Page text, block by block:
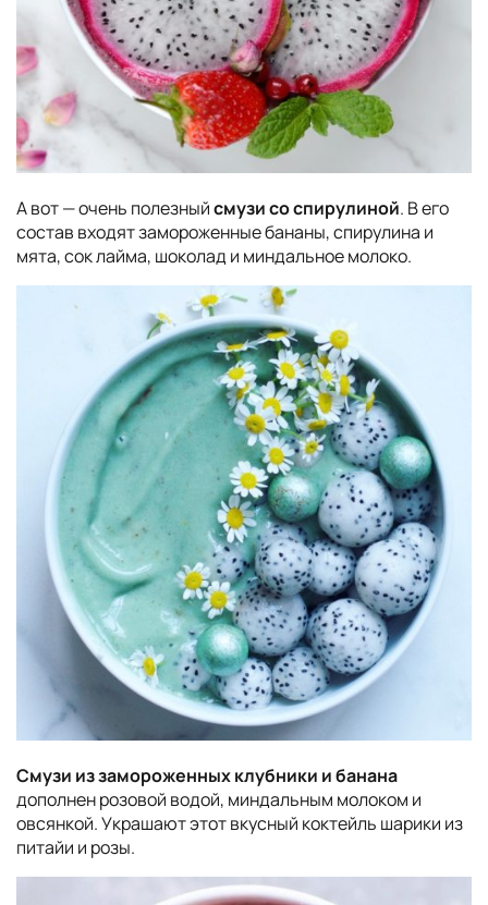
А вот — очень полезныйсмузи со спирулиной. В его
состав входят замороженные бананы, спирулина и
мята, сок лайма, шоколад и миндальное молоко.
Смузи из замороженных клубники и банана
дополнен розовой водой, миндальным молоком и
овсянкой. Украшают этот вкусный коктейль шарики из
питайи и розы.